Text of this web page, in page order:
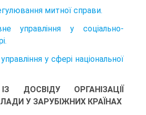
митної справи.
управління у соціально-
у сфері національної
ДОСВІДУ ОРГАНІЗАЦІЇ
У ЗАРУБІЖНИХ КРАЇНАХ